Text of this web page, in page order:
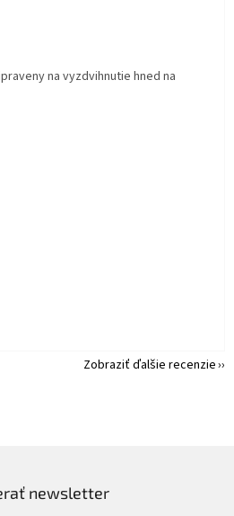
je 5 z 5 hviezdičiek.
na vyzdvihnutie hned na
je 5 z 5 hviezdičiek.
je 5 z 5 hviezdičiek.
Zobraziť ďalšie recenzie
newsletter